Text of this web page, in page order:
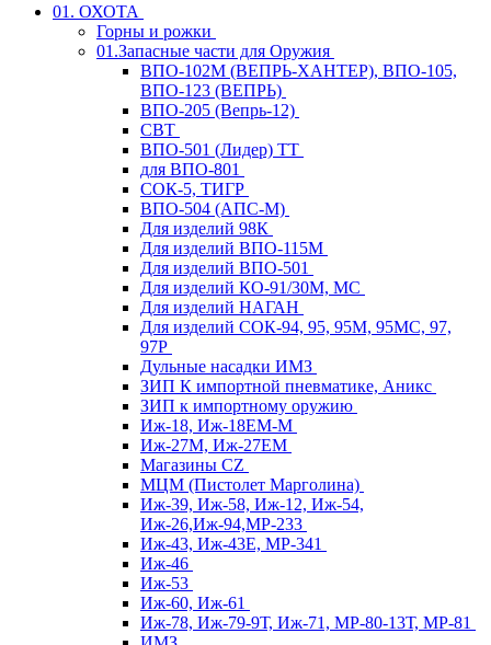
01. ОХОТА
Горны и рожки
01.Запасные части для Оружия
ВПО-102М (ВЕПРЬ-ХАНТЕР), ВПО-105,
ВПО-123 (ВЕПРЬ)
ВПО-205 (Вепрь-12)
СВТ
ВПО-501 (Лидер) ТТ
для ВПО-801
СОК-5, ТИГР
ВПО-504 (АПС-М)
Для изделий 98К
Для изделий ВПО-115М
Для изделий ВПО-501
Для изделий КО-91/30М, МС
Для изделий НАГАН
Для изделий СОК-94, 95, 95М, 95МС, 97,
97Р
Дульные насадки ИМЗ
ЗИП К импортной пневматике, Аникс
ЗИП к импортному оружию
Иж-18, Иж-18ЕМ-М
Иж-27М, Иж-27ЕМ
Магазины CZ
МЦМ (Пистолет Марголина)
Иж-39, Иж-58, Иж-12, Иж-54,
Иж-26,Иж-94,МР-233
Иж-43, Иж-43Е, МР-341
Иж-46
Иж-53
Иж-60, Иж-61
Иж-78, Иж-79-9Т, Иж-71, МР-80-13Т, МР-81